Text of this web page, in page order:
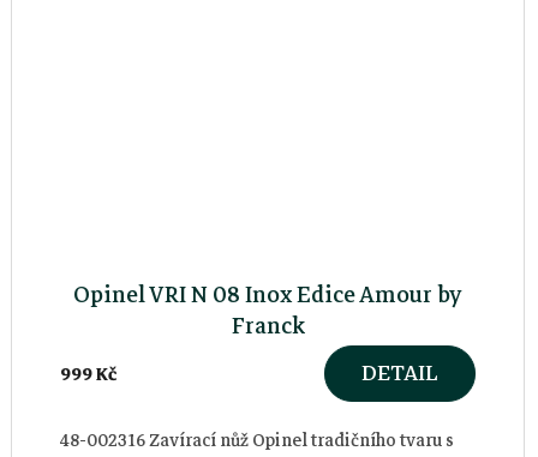
Opinel VRI N 08 Inox Edice Amour by
Franck
999 Kč DETAIL
48-002316 Zavírací nůž Opinel tradičního tvaru s